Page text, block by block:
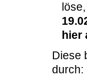
hier
Diese
durch: